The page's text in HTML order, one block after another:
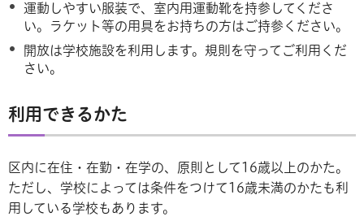
運動しやすい服装で、室内用運動靴を持参してくださ
い。ラケット等の用具をお持ちの方はご持参ください。
開放は学校施設を利用します。規則を守ってご利用くだ
さい。
利用できるかた
区内に在住・在勤・在学の、原則として16歳以上のかた。
ただし、学校によっては条件をつけて16歳未満のかたも利
用している学校もあります。